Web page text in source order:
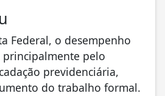
Federal, o desempenho
pelo
previdenciária,
do trabalho formal.